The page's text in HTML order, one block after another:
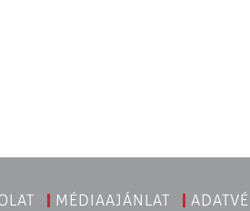
MÉDIAAJÁNLAT